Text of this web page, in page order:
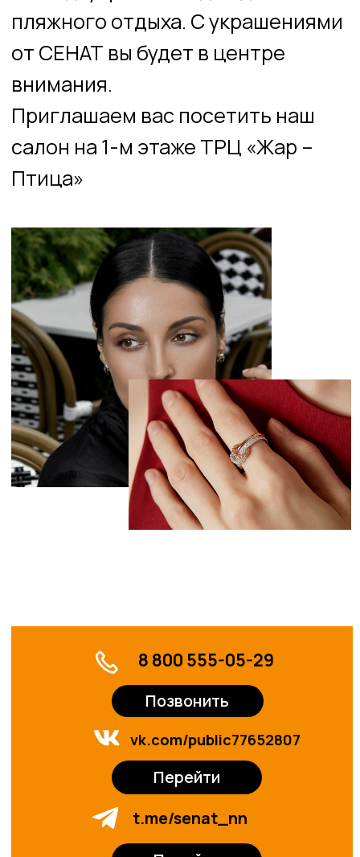
8 800 555-05-29
vk.com/public77652807
t.me/senat_nn
График работы:
Позвонить
Перейти
Перейти
ПН – ВС с 10:00 до 22:00
Аренда площадей
Оставить заявку
Рекламные
возможности
Оставить заявку